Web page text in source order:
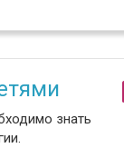
знать